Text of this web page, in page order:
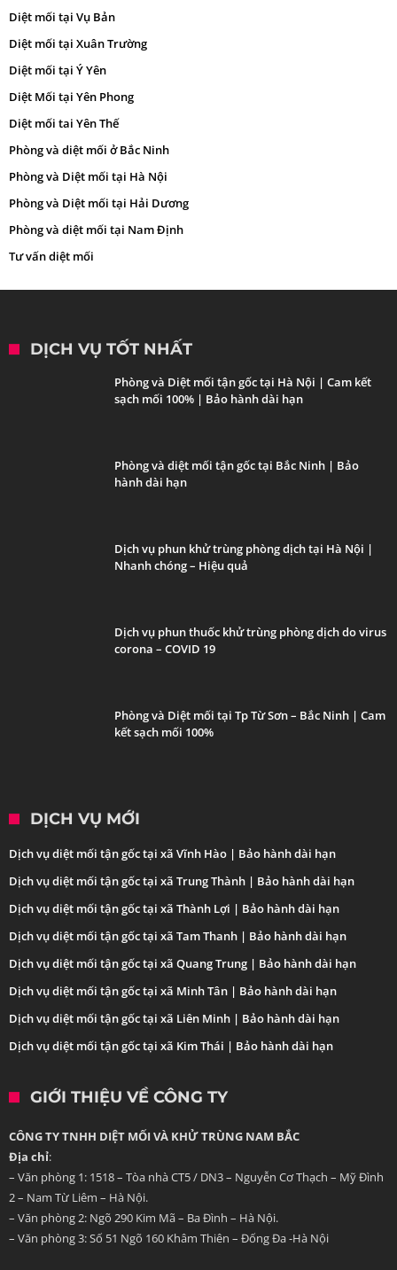
Diệt mối tại Vụ Bản
Diệt mối tại Xuân Trường
Diệt mối tại Ý Yên
Diệt Mối tại Yên Phong
Diệt mối tai Yên Thế
Phòng và diệt mối ở Bắc Ninh
Phòng và Diệt mối tại Hà Nội
Phòng và Diệt mối tại Hải Dương
Phòng và diệt mối tại Nam Định
Tư vấn diệt mối
DỊCH VỤ TỐT NHẤT
Phòng và Diệt mối tận gốc tại Hà Nội | Cam kết
sạch mối 100% | Bảo hành dài hạn
Phòng và diệt mối tận gốc tại Bắc Ninh | Bảo
hành dài hạn
Dịch vụ phun khử trùng phòng dịch tại Hà Nội |
Nhanh chóng – Hiệu quả
Dịch vụ phun thuốc khử trùng phòng dịch do virus
corona – COVID 19
Phòng và Diệt mối tại Tp Từ Sơn – Bắc Ninh | Cam
kết sạch mối 100%
DỊCH VỤ MỚI
Dịch vụ diệt mối tận gốc tại xã Vĩnh Hào | Bảo hành dài hạn
Dịch vụ diệt mối tận gốc tại xã Trung Thành | Bảo hành dài hạn
Dịch vụ diệt mối tận gốc tại xã Thành Lợi | Bảo hành dài hạn
Dịch vụ diệt mối tận gốc tại xã Tam Thanh | Bảo hành dài hạn
Dịch vụ diệt mối tận gốc tại xã Quang Trung | Bảo hành dài hạn
Dịch vụ diệt mối tận gốc tại xã Minh Tân | Bảo hành dài hạn
Dịch vụ diệt mối tận gốc tại xã Liên Minh | Bảo hành dài hạn
Dịch vụ diệt mối tận gốc tại xã Kim Thái | Bảo hành dài hạn
GIỚI THIỆU VỀ CÔNG TY
CÔNG TY TNHH DIỆT MỐI VÀ KHỬ TRÙNG NAM BẮC
Địa chỉ:
– Văn phòng 1: 1518 – Tòa nhà CT5 / DN3 – Nguyễn Cơ Thạch – Mỹ Đình
2 – Nam Từ Liêm – Hà Nội.
– Văn phòng 2: Ngõ 290 Kim Mã – Ba Đình – Hà Nội.
– Văn phòng 3: Số 51 Ngõ 160 Khâm Thiên – Đống Đa -Hà Nội